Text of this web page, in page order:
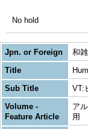
No hold
Jpn. or Foreign
和
Title
Sub Title
VT:
Volume -
Feature Article
ア
用